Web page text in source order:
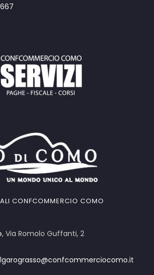
CONFCOMMERCIO COMO
, Via Romolo Guffanti, 2